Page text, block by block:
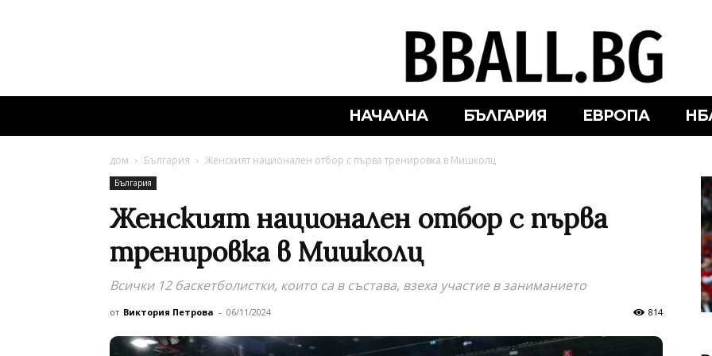
НАЧАЛНА БЪЛГАРИЯ ЕВРОПА
дом България Женският национален отбор с първа тренировка в Мишколц
България
Женският национален отбор с първа
тренировка в Мишколц
Всички 12 баскетболистки, които са в състава, взеха участие в заниманието
от Виктория Петрова - 06/11/2024 814